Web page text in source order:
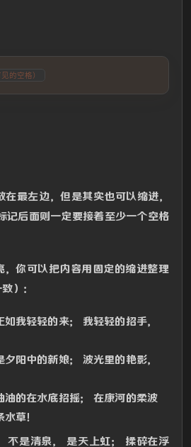
的空格）
最左边，但是其实也可以缩进，
记后面则一定要接着至少一个空格
，你可以把内容用固定的缩进整理
）：
我轻轻的来； 我轻轻的招手，
阳中的新娘； 波光里的艳影，
油的在水底招摇； 在康河的柔波
草！
不是清泉， 是天上虹； 揉碎在浮